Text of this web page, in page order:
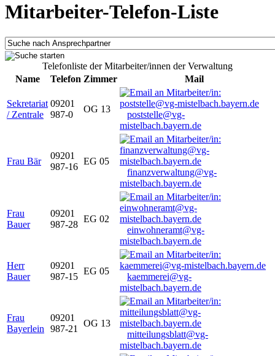
Mitarbeiter-Telefon-Liste
Telefonliste der Mitarbeiter/innen der Verwaltung
Name
Telefon Zimmer Mail
Sekretariat
/ Zentrale
09201
987-0
OG 13
poststelle@vg-
mistelbach.bayern.de
Frau Bär
09201
987-16
EG 05
finanzverwaltung@vg-
mistelbach.bayern.de
Frau
Bauer
09201
987-28
EG 02
einwohneramt@vg-
mistelbach.bayern.de
Herr
Bauer
09201
987-15
EG 05
kaemmerei@vg-
mistelbach.bayern.de
Frau
Bayerlein
09201
987-21
OG 13
mitteilungsblatt@vg-
mistelbach.bayern.de